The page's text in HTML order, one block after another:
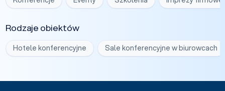
Rodzaje obiektów
Hotele konferencyjne Sale konferencyjne w biurowcach